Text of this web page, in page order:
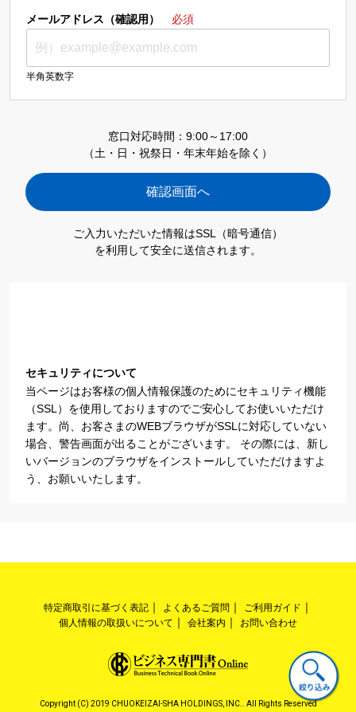
メールアドレス（確認用） 必須
半角英数字
窓口対応時間：9:00～17:00
（土・日・祝祭日・年末年始を除く）
ご入力いただいた情報はSSL（暗号通信）
を利用して安全に送信されます。
セキュリティについて
当ページはお客様の個人情報保護のためにセキュリティ機能
（SSL）を使用しておりますのでご安心してお使いいただけ
ます。尚、お客さまのWEBブラウザがSSLに対応していない
場合、警告画面が出ることがございます。 その際には、新し
いバージョンのブラウザをインストールしていただけますよ
う、お願いいたします。
特定商取引に基づく表記 よくあるご質問
ご利用ガイド
個人情報の取扱いについて
会社案内 お問い合わせ
Copyright (C) 2019 CHUOKEIZAI-SHA HOLDINGS, INC.. All Rights Reserved